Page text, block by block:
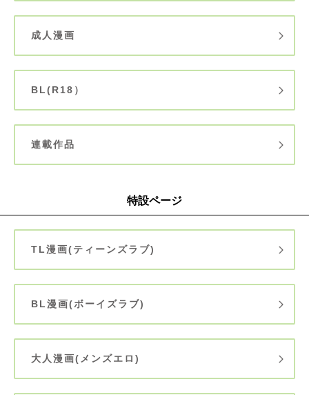
成人漫画
BL(R18）
連載作品
特設ページ
TL漫画(ティーンズラブ)
BL漫画(ボーイズラブ)
大人漫画(メンズエロ)